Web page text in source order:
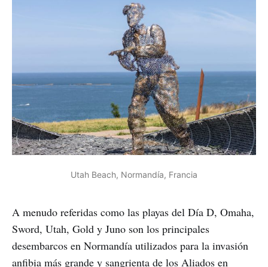
Utah Beach, Normandía, Francia
A menudo referidas como las playas del Día D, Omaha,
Sword, Utah, Gold y Juno son los principales
desembarcos en Normandía utilizados para la invasión
anfibia más grande y sangrienta de los Aliados en